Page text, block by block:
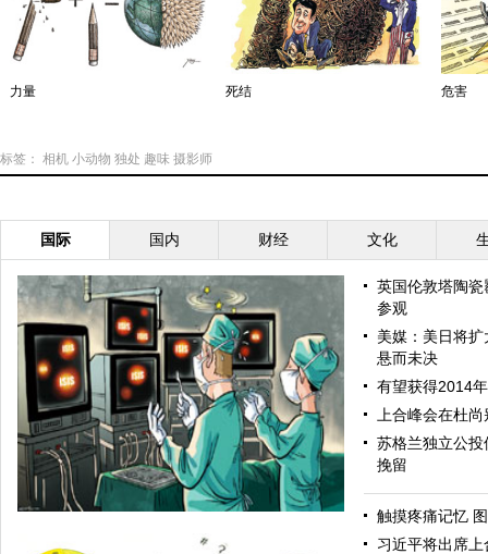
力量 死结 危害
标签： 相机 小动物 独处 趣味 摄影师
国际 国内 财经 文化
英国伦敦塔陶
参观
美媒：美日将
悬而未决
有望获得2014
上合峰会在杜
苏格兰独立公
挽留
触摸疼痛记忆
习近平将出席